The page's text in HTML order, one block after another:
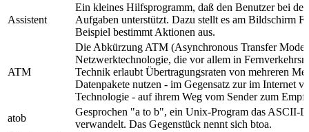
Assistent
Ein kleines Hilfsprogramm, daß den Benutzer bei
Aufgaben unterstützt. Dazu stellt es am Bildschirm
Beispiel bestimmt Aktionen aus.
ATM
Die Abkürzung ATM (Asynchronous Transfer
Netzwerktechnologie, die vor allem in
Technik erlaubt Übertragungsraten von mehreren
Datenpakete nutzen - im Gegensatz zur im Internet
Technologie - auf ihrem Weg vom Sender zum
atob
Gesprochen "a to b", ein Unix-Program das ASCII-
verwandelt. Das Gegenstück nennt sich btoa.